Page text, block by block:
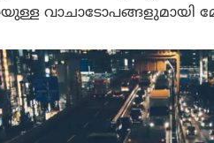
വാചാടോപങ്ങളുമായി